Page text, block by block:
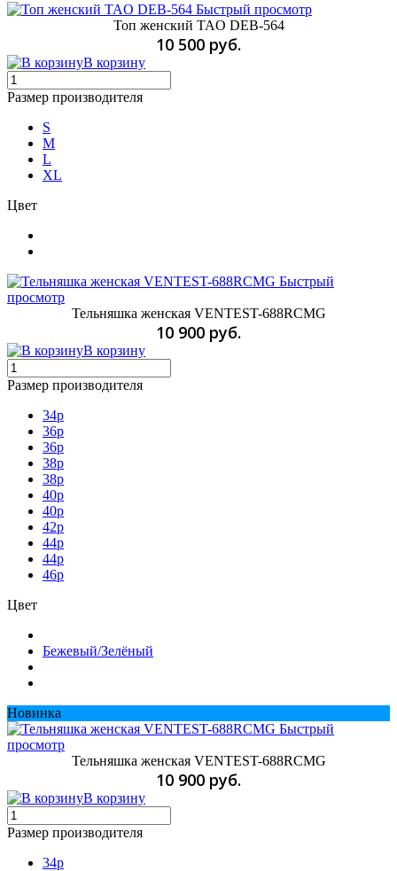
Быстрый просмотр
Топ женский TAO DEB-564
10 500 руб.
В корзину
Размер производителя
S
M
L
XL
Цвет
Быстрый
просмотр
Тельняшка женская VENTEST-688RCMG
10 900 руб.
В корзину
Размер производителя
34р
36р
36p
38p
38р
40р
40p
42р
44p
44р
46р
Цвет
Бежевый/Зелёный
Новинка
Быстрый
просмотр
Тельняшка женская VENTEST-688RCMG
10 900 руб.
В корзину
Размер производителя
34p